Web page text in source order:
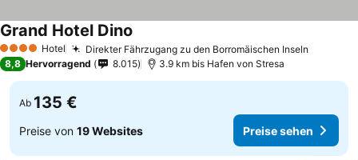
4 Sterne Hotel Direkter Fährzugang zu den Borromäischen Inseln
Grand Hotel Dino
8,8 Hervorragend 8.015 3.9 km bis Hafen von Stresa
Ab 135 €
Preise von 19 Websites Preise sehen